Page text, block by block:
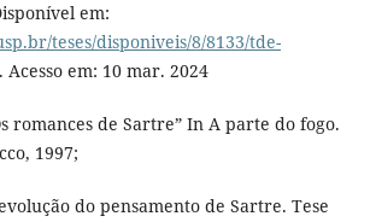
em:
teses/disponiveis/8/8133/tde-
Acesso em: 10 mar. 2024
romances de Sartre” In A parte do fogo.
1997;
do pensamento de Sartre. Tese